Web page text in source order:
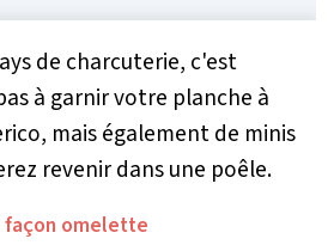
de charcuterie, c'est
à garnir votre planche à
mais également de minis
revenir dans une poêle.
omelette